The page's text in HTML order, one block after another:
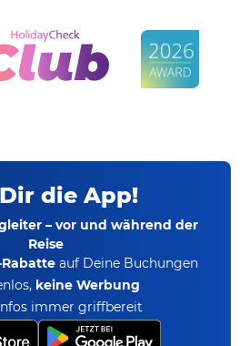
die App!
– vor und während der
Reise
auf Deine Buchungen
keine Werbung
immer griffbereit